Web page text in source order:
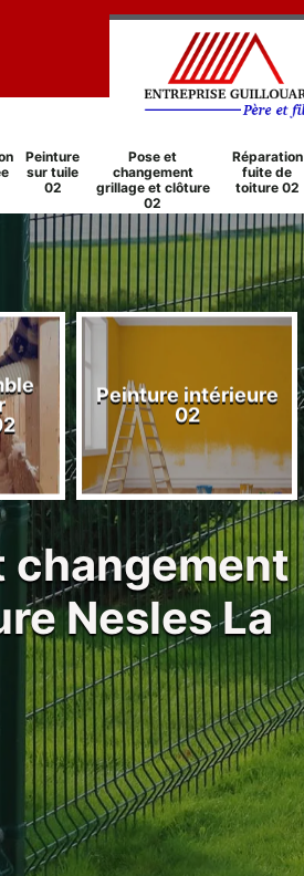
Peinture
sur tuile
02
Pose et
changement
grillage et clôture
02
Réparation
fuite de
toiture 02
Peinture intérieure
02
changement
Nesles La